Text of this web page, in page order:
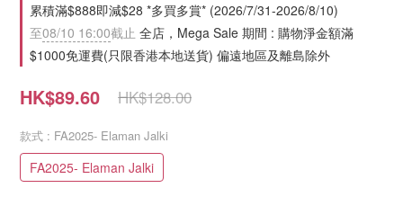
累積滿$888即減$28 *多買多賞* (2026/7/31-2026/8/10)
至08/10 16:00截止 全店，Mega Sale 期間 : 購物淨金額滿
$1000免運費(只限香港本地送貨) 偏遠地區及離島除外
HK$89.60 HK$128.00
款式 : FA2025- Elaman Jalki
FA2025- Elaman Jalki